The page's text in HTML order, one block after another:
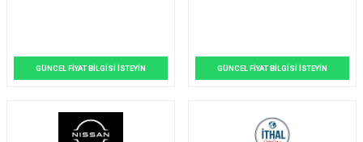
GÜNCEL FİYAT BİLGİSİ İSTEYİN GÜNCEL FİYAT BİLGİSİ İSTEYİN